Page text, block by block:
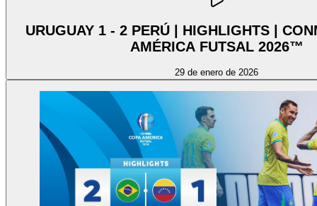
URUGUAY 1 - 2 PERÚ | HIGHLIGHTS |
AMÉRICA FUTSAL 2026™
29 de enero de 2026